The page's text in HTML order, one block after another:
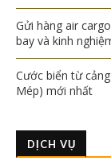
Gửi hàng air
bay và kinh
Cước biển từ
Mép) mới nhất
DỊCH VỤ